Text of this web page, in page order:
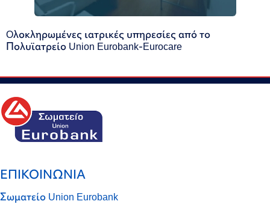
Oλοκληρωμένες ιατρικές υπηρεσίες από το
Πολυϊατρείο Union Eurobank-Eurocare
ΕΠΙΚΟΙΝΩΝΙΑ
Σωματείο Union Eurobank